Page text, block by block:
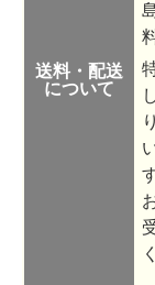
送料・配送
について